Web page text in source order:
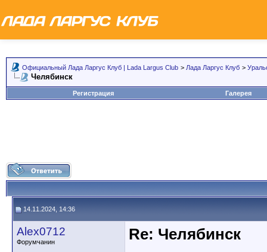
Официальный Лада Ларгус Клуб | Lada Largus Club > Лада Ларгус Клуб >
Челябинск
Регистрация Галерея
14.11.2024, 14:36
Alex0712
Форумчанин
Re: Челябинск